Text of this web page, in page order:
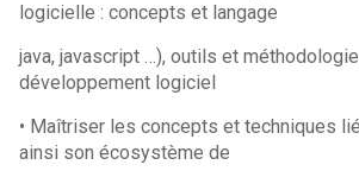
logicielle : concepts et langage
java, javascript …), outils et
développement logiciel
• Maîtriser les concepts et techniques
ainsi son écosystème de